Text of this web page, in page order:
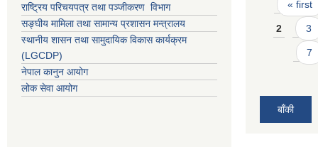
राष्ट्रिय परिचयपत्र तथा पञ्जीकरण विभाग
सङ्घीय मामिला तथा सामान्य प्रशासन मन्त्रालय
स्थानीय शासन तथा सामुदायिक विकास कार्यक्रम
(LGCDP)
नेपाल कानुन आयोग
लोक सेवा आयोग
« first
2 3
7
बाँकी